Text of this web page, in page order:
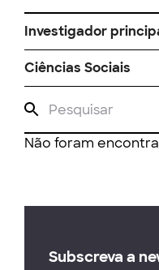
Investigador
Ciências Sociais
Não foram
Subscreva a